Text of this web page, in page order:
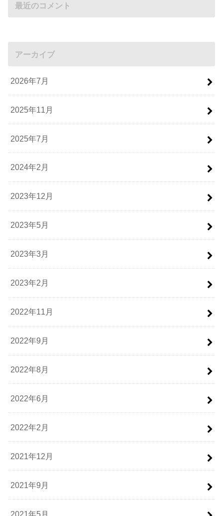
最近のコメント
アーカイブ
2026年7月
2025年11月
2025年7月
2024年2月
2023年12月
2023年5月
2023年3月
2023年2月
2022年11月
2022年9月
2022年8月
2022年6月
2022年2月
2021年12月
2021年9月
2021年5月